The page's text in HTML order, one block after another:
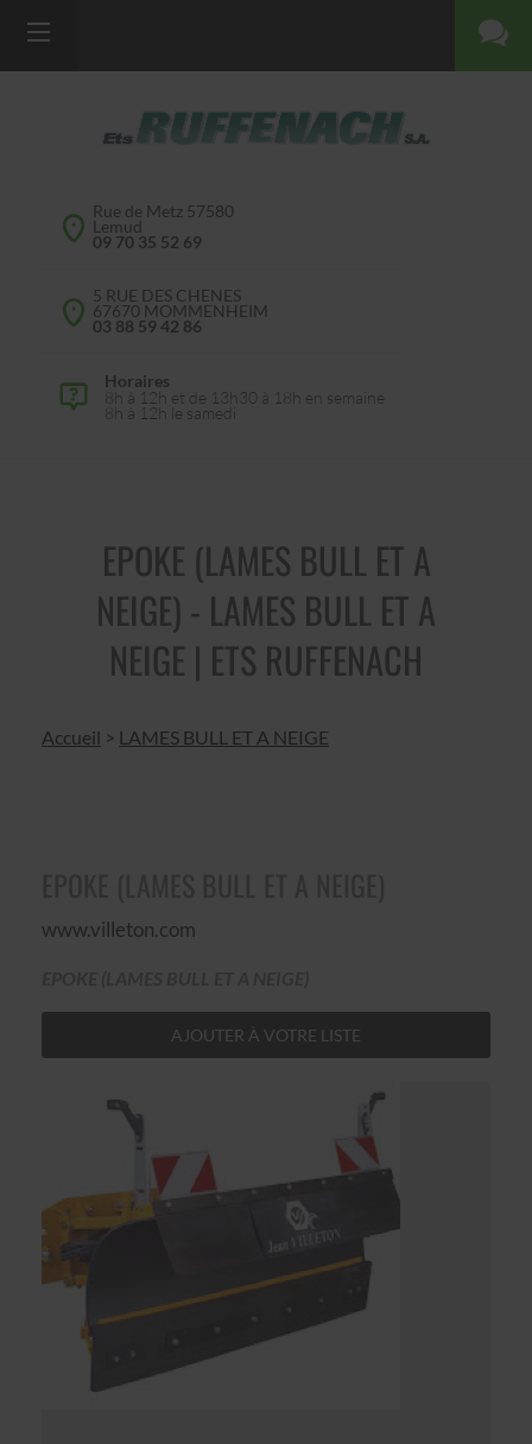
Rue de Metz 57580
Lemud
09 70 35 52 69
5 RUE DES CHENES
67670 MOMMENHEIM
03 88 59 42 86
Horaires
8h à 12h et de 13h30 à 18h en semaine
8h à 12h le samedi
EPOKE (LAMES BULL ET A
NEIGE) - LAMES BULL ET A
NEIGE | ETS RUFFENACH
Accueil > LAMES BULL ET A NEIGE
www.villeton.com
AJOUTER À VOTRE LISTE